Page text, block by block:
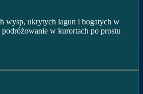
wysp, ukrytych lagun i bogatych w
w kurortach po prostu